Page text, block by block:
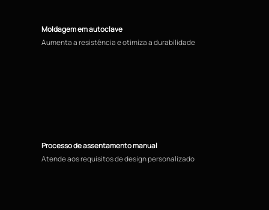
Moldagem em autoclave
Aumenta a resistência e otimiza a durabilidade
Processo de assentamento manual
Atende aos requisitos de design personalizado